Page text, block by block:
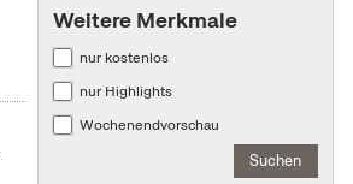
Weitere Merkmale
nur kostenlos
nur Highlights
Wochenendvorschau
Suchen